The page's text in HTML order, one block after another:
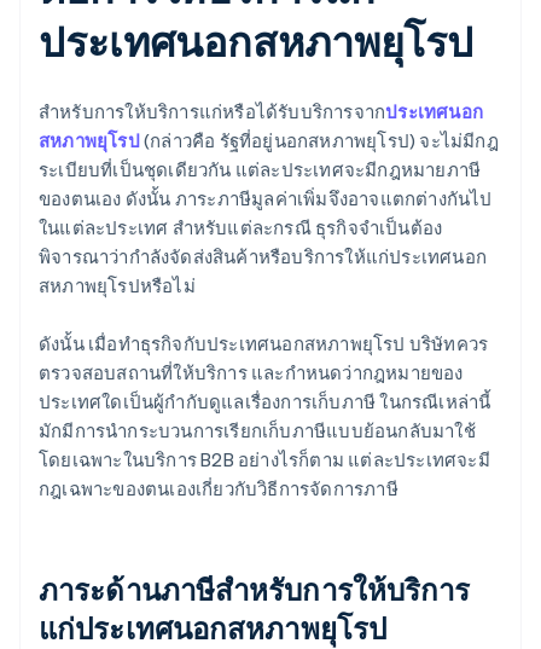
ประเทศนอกสหภาพยุโรป
สำหรับการให้บริการแก่หรือได้รับบริการจากประเทศนอก
สหภาพยุโรป(กล่าวคือ รัฐที่อยู่นอกสหภาพยุโรป) จะไม่มีกฎ
ระเบียบที่เป็นชุดเดียวกัน แต่ละประเทศจะมีกฎหมายภาษี
ของตนเอง ดังนั้น ภาระภาษีมูลค่าเพิ่มจึงอาจแตกต่างกันไป
ในแต่ละประเทศ สำหรับแต่ละกรณี ธุรกิจจำเป็นต้อง
พิจารณาว่ากำลังจัดส่งสินค้าหรือบริการให้แก่ประเทศนอก
สหภาพยุโรปหรือไม่
ดังนั้น เมื่อทำธุรกิจกับประเทศนอกสหภาพยุโรป บริษัทควร
ตรวจสอบสถานที่ให้บริการ และกำหนดว่ากฎหมายของ
ประเทศใดเป็นผู้กำกับดูแลเรื่องการเก็บภาษี ในกรณีเหล่านี้
มักมีการนำกระบวนการเรียกเก็บภาษีแบบย้อนกลับมาใช้
โดยเฉพาะในบริการ B2B อย่างไรก็ตาม แต่ละประเทศจะมี
กฎเฉพาะของตนเองเกี่ยวกับวิธีการจัดการภาษี
ภาระด้านภาษีสำหรับการให้บริการ
แก่ประเทศนอกสหภาพยุโรป